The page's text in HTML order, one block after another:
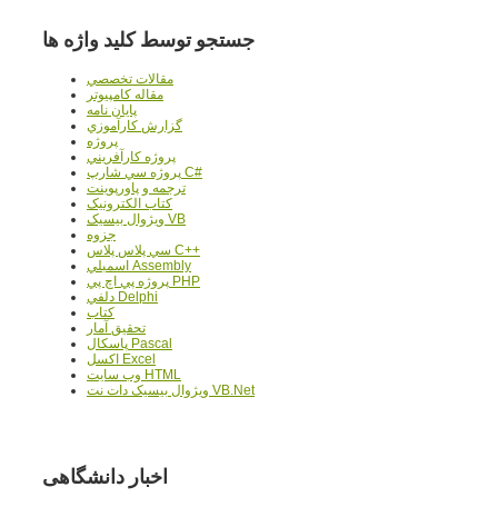
جستجو توسط کلید واژه ها
مقالات تخصصي
مقاله کامپیوتر
پایان نامه
گزارش کارآموزي
پروژه
پروژه کارآفريني
پروژه سي شارپ C#
ترجمه و پاورپوينت
کتاب الکترونيک
ويژوال بيسيک VB
جزوه
سي پلاس پلاس C++
اسمبلي Assembly
پروژه پي اچ پي PHP
دلفي Delphi
کتاب
تحقيق آمار
پاسکال Pascal
اکسل Excel
وب سايت HTML
ويژوال بيسيک دات نت VB.Net
اخبار دانشگاهی